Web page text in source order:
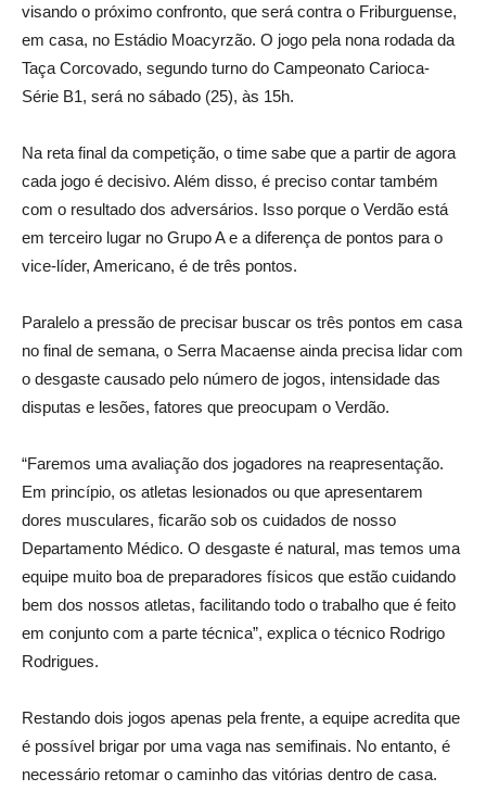
visando o próximo confronto, que será contra o Friburguense,
em casa, no Estádio Moacyrzão. O jogo pela nona rodada da
Taça Corcovado, segundo turno do Campeonato Carioca-
Série B1, será no sábado (25), às 15h.
Na reta final da competição, o time sabe que a partir de agora
cada jogo é decisivo. Além disso, é preciso contar também
com o resultado dos adversários. Isso porque o Verdão está
em terceiro lugar no Grupo A e a diferença de pontos para o
vice-líder, Americano, é de três pontos.
Paralelo a pressão de precisar buscar os três pontos em casa
no final de semana, o Serra Macaense ainda precisa lidar com
o desgaste causado pelo número de jogos, intensidade das
disputas e lesões, fatores que preocupam o Verdão.
“Faremos uma avaliação dos jogadores na reapresentação.
Em princípio, os atletas lesionados ou que apresentarem
dores musculares, ficarão sob os cuidados de nosso
Departamento Médico. O desgaste é natural, mas temos uma
equipe muito boa de preparadores físicos que estão cuidando
bem dos nossos atletas, facilitando todo o trabalho que é feito
em conjunto com a parte técnica”, explica o técnico Rodrigo
Rodrigues.
Restando dois jogos apenas pela frente, a equipe acredita que
é possível brigar por uma vaga nas semifinais. No entanto, é
necessário retomar o caminho das vitórias dentro de casa.